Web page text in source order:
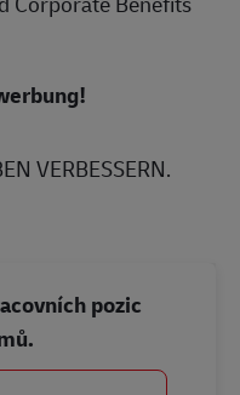
VERBESSERN.
pozic